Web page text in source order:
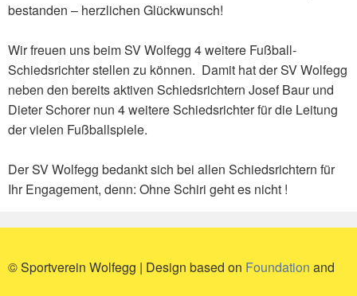
bestanden – herzlichen Glückwunsch!
Wir freuen uns beim SV Wolfegg 4 weitere Fußball-
Schiedsrichter stellen zu können. Damit hat der SV Wolfegg
neben den bereits aktiven Schiedsrichtern Josef Baur und
Dieter Schorer nun 4 weitere Schiedsrichter für die Leitung
der vielen Fußballspiele.
Der SV Wolfegg bedankt sich bei allen Schiedsrichtern für
Ihr Engagement, denn: Ohne Schiri geht es nicht !
© Sportverein Wolfegg | Design based on Foundation and